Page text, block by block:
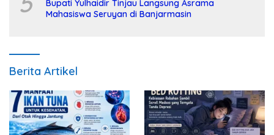
Bupati Yulhaidir Tinjau Langsung Asrama
Mahasiswa Seruyan di Banjarmasin
Berita Artikel